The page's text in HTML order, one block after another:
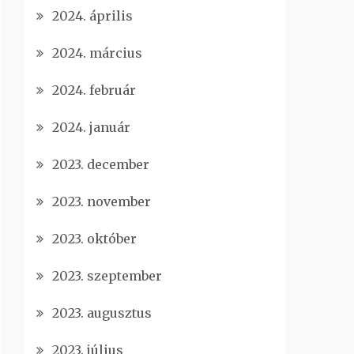
2024. április
2024. március
2024. február
2024. január
2023. december
2023. november
2023. október
2023. szeptember
2023. augusztus
2023. július